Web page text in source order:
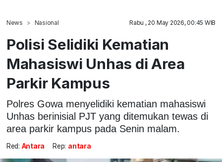
News Nasional Rabu , 20 May 2026, 00:45 WIB
Polisi Selidiki Kematian
Mahasiswi Unhas di Area
Parkir Kampus
Polres Gowa menyelidiki kematian mahasiswi
Unhas berinisial PJT yang ditemukan tewas di
area parkir kampus pada Senin malam.
Red: Antara Rep: antara